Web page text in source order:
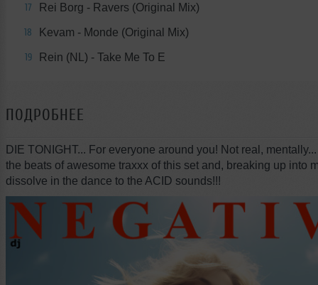
17 Rei Borg - Ravers (Original Mix)
18 Kevam - Monde (Original Mix)
19 Rein (NL) - Take Me To E
ПОДРОБНЕЕ
DIE TONIGHT... For everyone around you! Not real,
the beats of awesome traxxx of this set and, breaking up into
dissolve in the dance to the ACID sounds!!!